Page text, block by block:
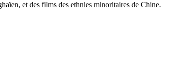
et des films des ethnies minoritaires de Chine.